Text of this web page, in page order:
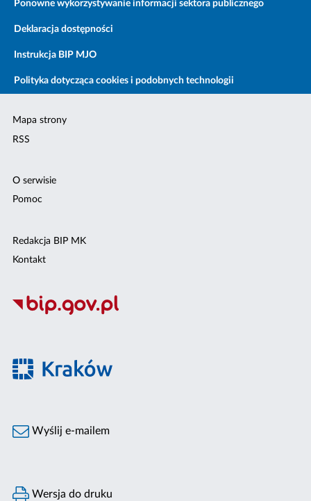
Ponowne wykorzystywanie informacji sektora publicznego
Deklaracja dostępności
Instrukcja BIP MJO
Polityka dotycząca cookies i podobnych technologii
Mapa strony
RSS
O serwisie
Pomoc
Redakcja BIP MK
Kontakt
Wyślij e-mailem
Wersja do druku